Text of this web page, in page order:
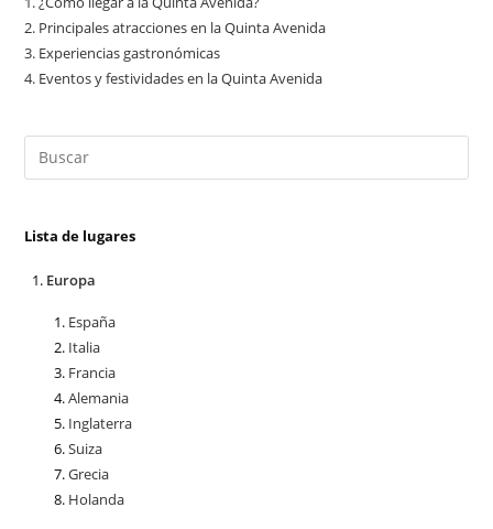
2. Principales atracciones en la Quinta Avenida
3. Experiencias gastronómicas
4. Eventos y festividades en la Quinta Avenida
Lista de lugares
Europa
España
Italia
Francia
Alemania
Inglaterra
Suiza
Grecia
Holanda